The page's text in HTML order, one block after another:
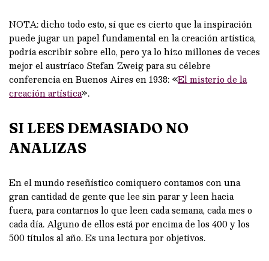
NOTA: dicho todo esto, sí que es cierto que la inspiración
puede jugar un papel fundamental en la creación artística,
podría escribir sobre ello, pero ya lo hizo millones de veces
mejor el austríaco Stefan Zweig para su célebre
conferencia en Buenos Aires en 1938: «El misterio de la
creación artística».
SI LEES DEMASIADO NO
ANALIZAS
En el mundo reseñístico comiquero contamos con una
gran cantidad de gente que lee sin parar y leen hacia
fuera, para contarnos lo que leen cada semana, cada mes o
cada día. Alguno de ellos está por encima de los 400 y los
500 títulos al año. Es una lectura por objetivos.